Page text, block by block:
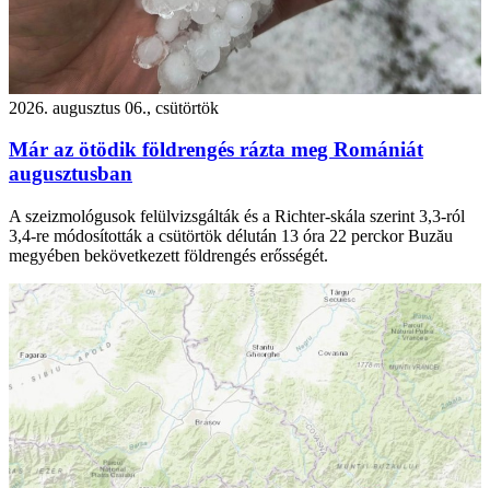
2026. augusztus 06., csütörtök
Már az ötödik földrengés rázta meg Romániát
augusztusban
A szeizmológusok felülvizsgálták és a Richter-skála szerint 3,3-ról
3,4-re módosították a csütörtök délután 13 óra 22 perckor Buzău
megyében bekövetkezett földrengés erősségét.